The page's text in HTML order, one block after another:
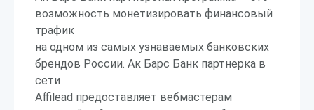
возможность монетизировать финансовый
трафик
на одном из самых узнаваемых банковских
брендов России. Ак Барс Банк партнерка в
сети
Affilead предоставляет вебмастерам